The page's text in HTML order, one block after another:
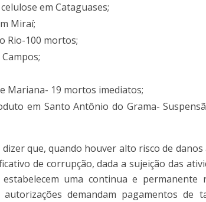
em Cataguases;
Miraí;
Rio-100 mortos;
Mariana- 19 mortos imediatos;
em Santo Antônio do Grama-
que, quando houver alto risco de
de corrupção, dada a sujeição das
uma continua e permanente
demandam pagamentos de